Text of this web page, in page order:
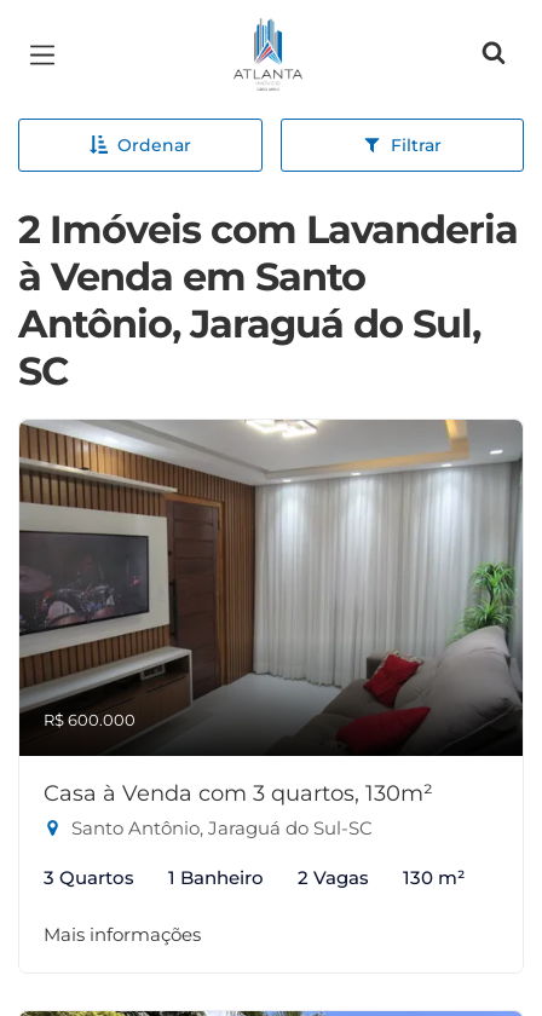
Página inicial
Ordenar Filtrar
2 Imóveis com Lavanderia
à Venda em Santo
Antônio, Jaraguá do Sul,
SC
R$ 600.000
Casa à Venda com 3 quartos, 130m²
Santo Antônio, Jaraguá do Sul-SC
3 Quartos 1 Banheiro 2 Vagas 130 m²
Mais informações